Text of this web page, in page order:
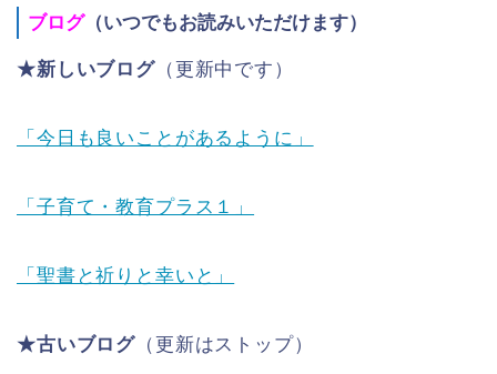
ブログ（いつでもお読みいただけます）
★新しいブログ（更新中です）
「今日も良いことがあるように」
「子育て・教育プラス１」
「聖書と祈りと幸いと」
★古いブログ （更新はストップ）